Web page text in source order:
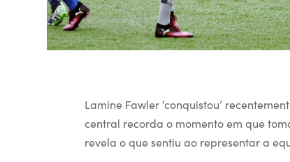
Lamine Fawler ‘conquistou’
central recorda o momento em que
revela o que sentiu ao representar a